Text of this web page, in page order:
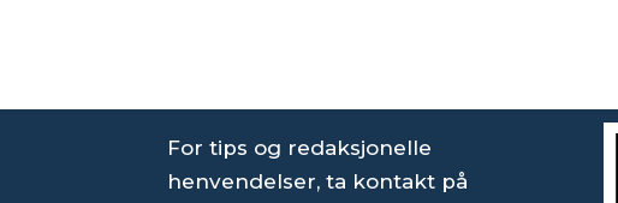
For tips og redaksjonelle
henvendelser, ta kontakt på